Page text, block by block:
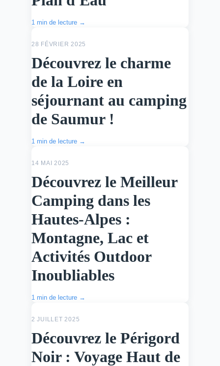
1 min de lecture →
ACTU
28 FÉVRIER 2025
Découvrez le charme
de la Loire en
séjournant au camping
de Saumur !
1 min de lecture →
14 MAI 2025
Découvrez le Meilleur
Camping dans les
Hautes-Alpes :
Montagne, Lac et
Activités Outdoor
Inoubliables
1 min de lecture →
2 JUILLET 2025
Découvrez le Périgord
Noir : Voyage Haut de